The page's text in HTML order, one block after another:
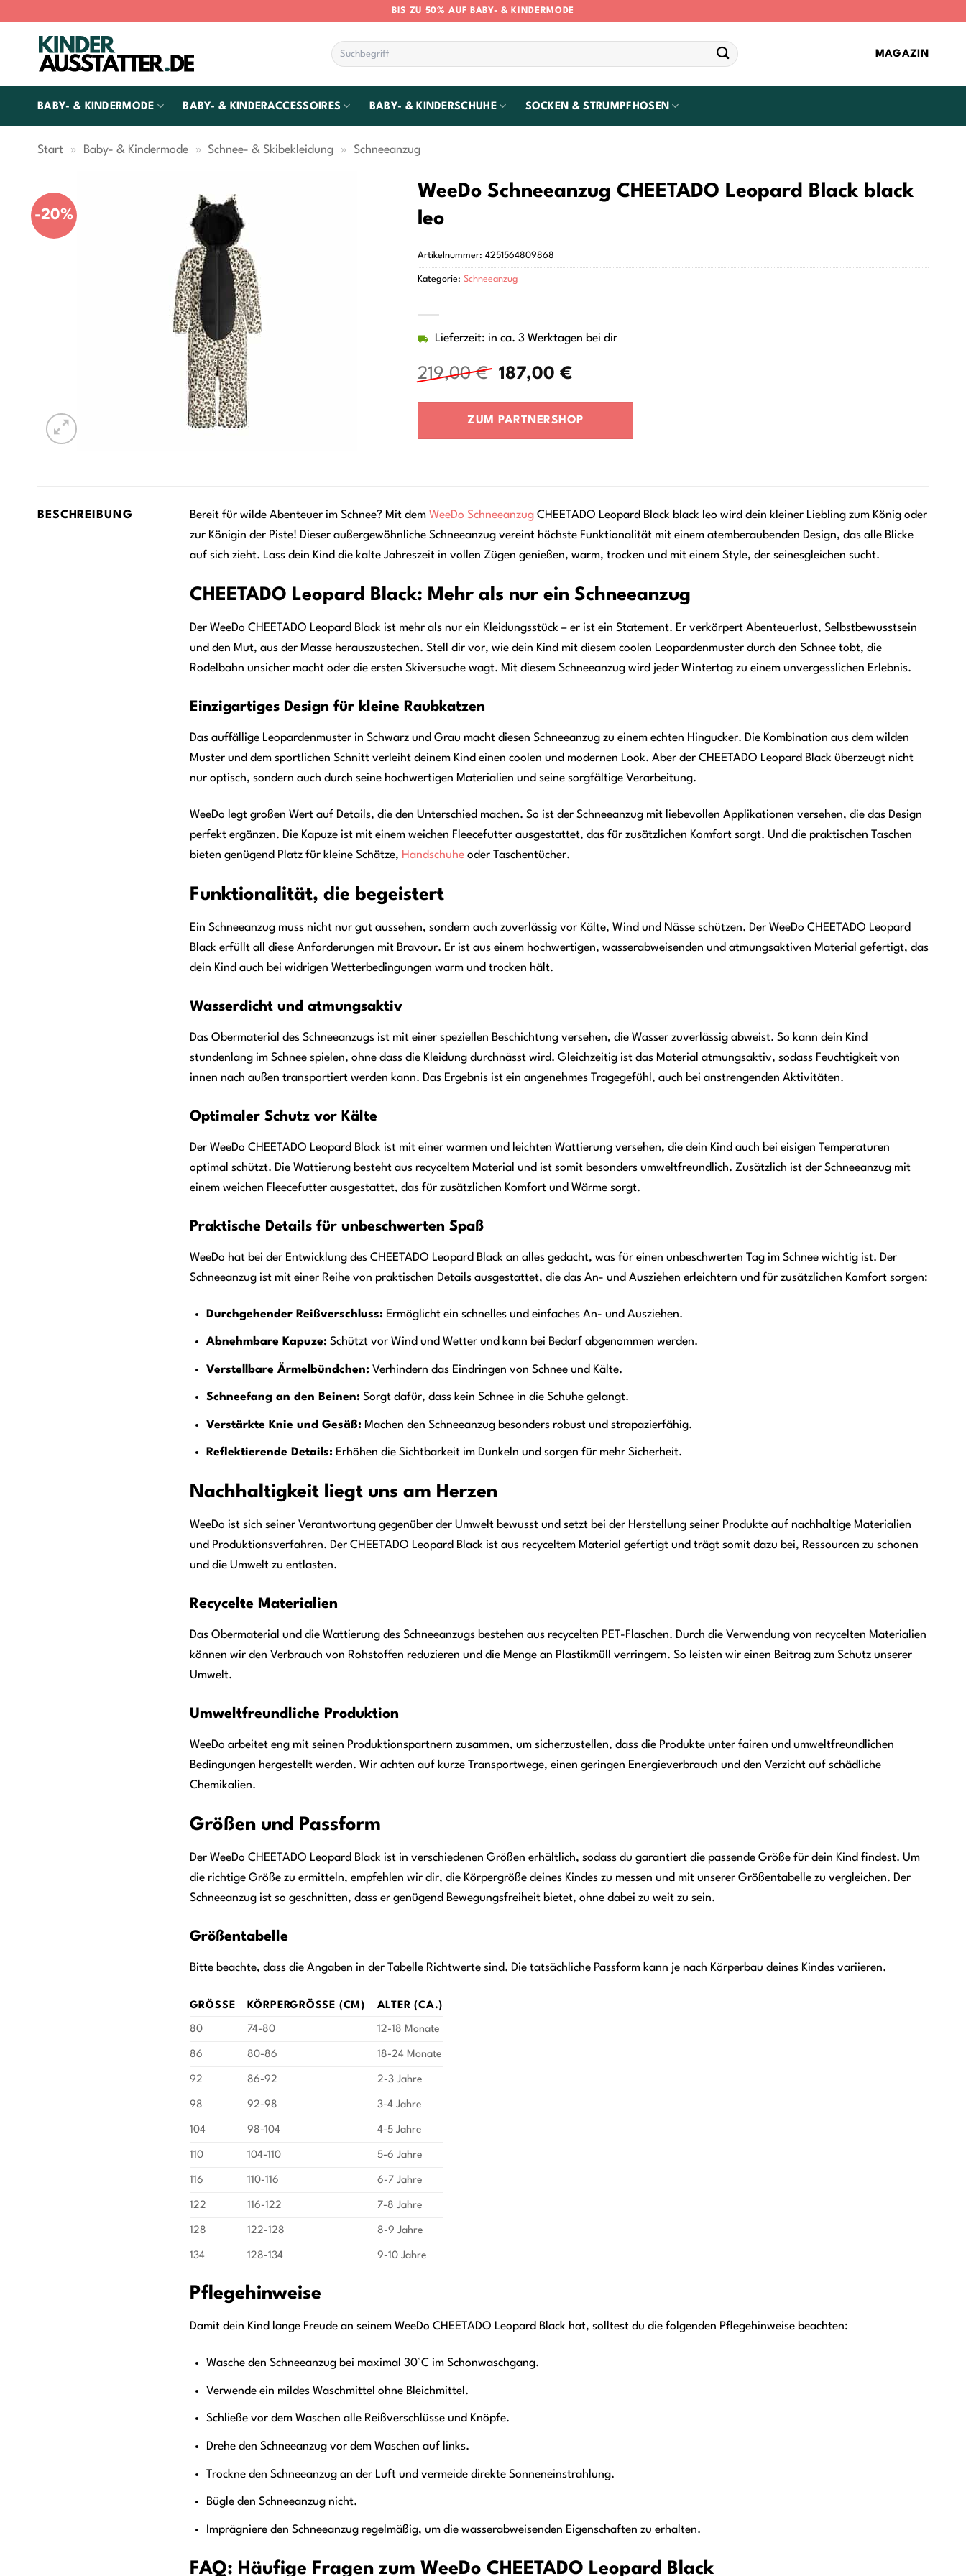
springen
BIS ZU 50% AUF BABY- & KINDERMODE
Suchen
nach:
MAGAZIN
BABY- & KINDERMODE BABY- & KINDERACCESSOIRES BABY- & KINDERSCHUHE SOCKEN & STRUMPFHOSEN
Start » Baby- & Kindermode » Schnee- & Skibekleidung » Schneeanzug
-20%
WeeDo Schneeanzug CHEETADO Leopard Black black
leo
219,00€
Ursprünglicher
war:
219,00 €
187,00€Aktueller
ist:
187,00 €.
Lieferzeit: in ca. 3 Werktagen bei dir
ZUM PARTNERSHOP
Artikelnummer:4251564809868
Kategorie:Schneeanzug
BESCHREIBUNG Bereit für wilde Abenteuer im Schnee? Mit dem WeeDo SchneeanzugCHEETADO Leopard Black black leo wird dein kleiner Liebling zum König oder
zur Königin der Piste! Dieser außergewöhnliche Schneeanzug vereint höchste Funktionalität mit einem atemberaubenden Design, das alle Blicke
auf sich zieht. Lass dein Kind die kalte Jahreszeit in vollen Zügen genießen, warm, trocken und mit einem Style, der seinesgleichen sucht.
CHEETADO Leopard Black: Mehr als nur ein Schneeanzug
Der WeeDo CHEETADO Leopard Black ist mehr als nur ein Kleidungsstück – er ist ein Statement. Er verkörpert Abenteuerlust, Selbstbewusstsein
und den Mut, aus der Masse herauszustechen. Stell dir vor, wie dein Kind mit diesem coolen Leopardenmuster durch den Schnee tobt, die
Rodelbahn unsicher macht oder die ersten Skiversuche wagt. Mit diesem Schneeanzug wird jeder Wintertag zu einem unvergesslichen Erlebnis.
Einzigartiges Design für kleine Raubkatzen
Das auffällige Leopardenmuster in Schwarz und Grau macht diesen Schneeanzug zu einem echten Hingucker. Die Kombination aus dem wilden
Muster und dem sportlichen Schnitt verleiht deinem Kind einen coolen und modernen Look. Aber der CHEETADO Leopard Black überzeugt nicht
nur optisch, sondern auch durch seine hochwertigen Materialien und seine sorgfältige Verarbeitung.
WeeDo legt großen Wert auf Details, die den Unterschied machen. So ist der Schneeanzug mit liebevollen Applikationen versehen, die das Design
perfekt ergänzen. Die Kapuze ist mit einem weichen Fleecefutter ausgestattet, das für zusätzlichen Komfort sorgt. Und die praktischen Taschen
bieten genügend Platz für kleine Schätze, Handschuheoder Taschentücher.
Funktionalität, die begeistert
Ein Schneeanzug muss nicht nur gut aussehen, sondern auch zuverlässig vor Kälte, Wind und Nässe schützen. Der WeeDo CHEETADO Leopard
Black erfüllt all diese Anforderungen mit Bravour. Er ist aus einem hochwertigen, wasserabweisenden und atmungsaktiven Material gefertigt, das
dein Kind auch bei widrigen Wetterbedingungen warm und trocken hält.
Wasserdicht und atmungsaktiv
Das Obermaterial des Schneeanzugs ist mit einer speziellen Beschichtung versehen, die Wasser zuverlässig abweist. So kann dein Kind
stundenlang im Schnee spielen, ohne dass die Kleidung durchnässt wird. Gleichzeitig ist das Material atmungsaktiv, sodass Feuchtigkeit von
innen nach außen transportiert werden kann. Das Ergebnis ist ein angenehmes Tragegefühl, auch bei anstrengenden Aktivitäten.
Optimaler Schutz vor Kälte
Der WeeDo CHEETADO Leopard Black ist mit einer warmen und leichten Wattierung versehen, die dein Kind auch bei eisigen Temperaturen
optimal schützt. Die Wattierung besteht aus recyceltem Material und ist somit besonders umweltfreundlich. Zusätzlich ist der Schneeanzug mit
einem weichen Fleecefutter ausgestattet, das für zusätzlichen Komfort und Wärme sorgt.
Praktische Details für unbeschwerten Spaß
WeeDo hat bei der Entwicklung des CHEETADO Leopard Black an alles gedacht, was für einen unbeschwerten Tag im Schnee wichtig ist. Der
Schneeanzug ist mit einer Reihe von praktischen Details ausgestattet, die das An- und Ausziehen erleichtern und für zusätzlichen Komfort sorgen:
Durchgehender Reißverschluss: Ermöglicht ein schnelles und einfaches An- und Ausziehen.
Abnehmbare Kapuze: Schützt vor Wind und Wetter und kann bei Bedarf abgenommen werden.
Verstellbare Ärmelbündchen: Verhindern das Eindringen von Schnee und Kälte.
Schneefang an den Beinen: Sorgt dafür, dass kein Schnee in die Schuhe gelangt.
Verstärkte Knie und Gesäß: Machen den Schneeanzug besonders robust und strapazierfähig.
Reflektierende Details: Erhöhen die Sichtbarkeit im Dunkeln und sorgen für mehr Sicherheit.
Nachhaltigkeit liegt uns am Herzen
WeeDo ist sich seiner Verantwortung gegenüber der Umwelt bewusst und setzt bei der Herstellung seiner Produkte auf nachhaltige Materialien
und Produktionsverfahren. Der CHEETADO Leopard Black ist aus recyceltem Material gefertigt und trägt somit dazu bei, Ressourcen zu schonen
und die Umwelt zu entlasten.
Recycelte Materialien
Das Obermaterial und die Wattierung des Schneeanzugs bestehen aus recycelten PET-Flaschen. Durch die Verwendung von recycelten Materialien
können wir den Verbrauch von Rohstoffen reduzieren und die Menge an Plastikmüll verringern. So leisten wir einen Beitrag zum Schutz unserer
Umwelt.
Umweltfreundliche Produktion
WeeDo arbeitet eng mit seinen Produktionspartnern zusammen, um sicherzustellen, dass die Produkte unter fairen und umweltfreundlichen
Bedingungen hergestellt werden. Wir achten auf kurze Transportwege, einen geringen Energieverbrauch und den Verzicht auf schädliche
Chemikalien.
Größen und Passform
Der WeeDo CHEETADO Leopard Black ist in verschiedenen Größen erhältlich, sodass du garantiert die passende Größe für dein Kind findest. Um
die richtige Größe zu ermitteln, empfehlen wir dir, die Körpergröße deines Kindes zu messen und mit unserer Größentabelle zu vergleichen. Der
Schneeanzug ist so geschnitten, dass er genügend Bewegungsfreiheit bietet, ohne dabei zu weit zu sein.
Größentabelle
Bitte beachte, dass die Angaben in der Tabelle Richtwerte sind. Die tatsächliche Passform kann je nach Körperbau deines Kindes variieren.
GRÖSSE KÖRPERGRÖSSE (CM) ALTER (CA.)
80 74-80 12-18 Monate
86 80-86 18-24 Monate
92 86-92 2-3 Jahre
98 92-98 3-4 Jahre
104 98-104 4-5 Jahre
110 104-110 5-6 Jahre
116 110-116 6-7 Jahre
122 116-122 7-8 Jahre
128 122-128 8-9 Jahre
134 128-134 9-10 Jahre
Pflegehinweise
Damit dein Kind lange Freude an seinem WeeDo CHEETADO Leopard Black hat, solltest du die folgenden Pflegehinweise beachten:
Wasche den Schneeanzug bei maximal 30°C im Schonwaschgang.
Verwende ein mildes Waschmittel ohne Bleichmittel.
Schließe vor dem Waschen alle Reißverschlüsse und Knöpfe.
Drehe den Schneeanzug vor dem Waschen auf links.
Trockne den Schneeanzug an der Luft und vermeide direkte Sonneneinstrahlung.
Bügle den Schneeanzug nicht.
Imprägniere den Schneeanzug regelmäßig, um die wasserabweisenden Eigenschaften zu erhalten.
FAQ: Häufige Fragen zum WeeDo CHEETADO Leopard Black